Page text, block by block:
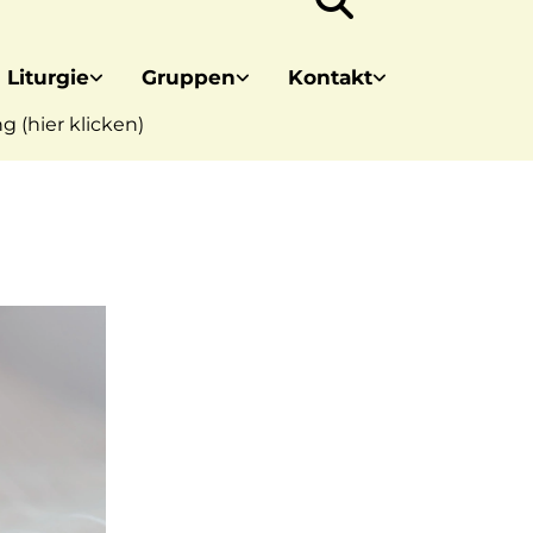
Liturgie Gruppen Kontakt
(hier klicken)